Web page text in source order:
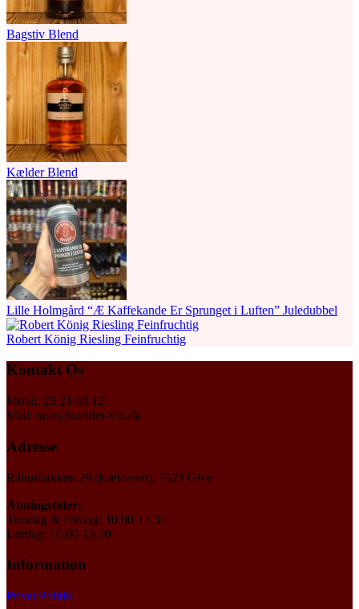
Bagstiv Blend
Kælder Blend
Lille Holmgård “Æ Kaffekande Er Sprunget i Luften” Juledubbel
Robert König Riesling Feinfruchtig
Kontakt Os
Mobil: 23 24 44 12
Mail: info@kaelder-vin.dk
Adresse
Råhusbakken 29 (Kælderen), 7323 Give
Åbningstider:
Torsdag & Fredag: 10.00-17.30
Lørdag: 10.00-13.00
Information
Privat Politik